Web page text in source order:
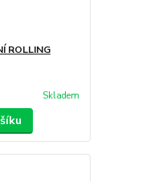
ROLLING
Skladem